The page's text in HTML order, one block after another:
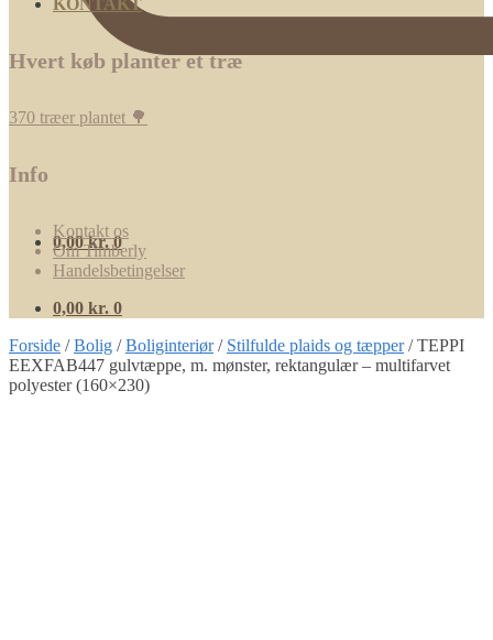
0,00kr. 0
Hvert køb planter et træ
370 træer plantet 🌳
Info
Kontakt os
Om Timberly
Handelsbetingelser
0,00 kr. 0
Forside /Bolig /Boliginteriør/ Stilfulde plaids og tæpper/TEPPI
EEXFAB447 gulvtæppe, m. mønster, rektangulær – multifarvet
polyester (160×230)